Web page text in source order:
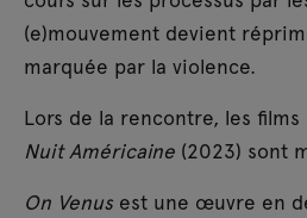
(e)mouvement devient
marquée par la violence.
Lors de la rencontre, les films
Nuit Américaine (2023) sont
On Venus est une œuvre en